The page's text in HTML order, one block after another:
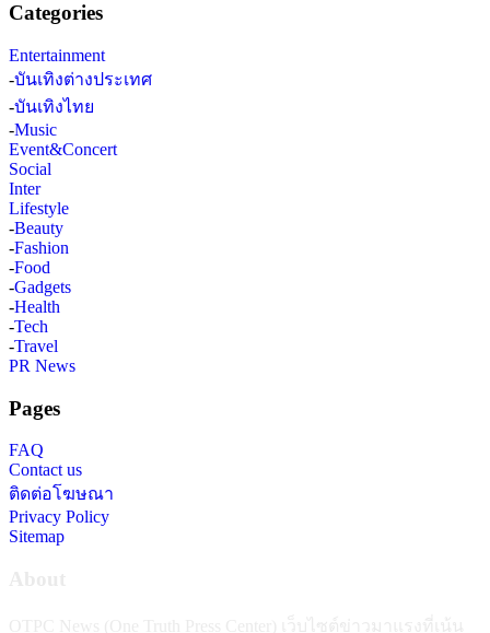
Categories
Entertainment
-บันเทิงต่างประเทศ
-บันเทิงไทย
-Music
Event&Concert
Social
Inter
Lifestyle
-Beauty
-Fashion
-Food
-Gadgets
-Health
-Tech
-Travel
PR News
Pages
FAQ
Contact us
ติดต่อโฆษณา
Privacy Policy
Sitemap